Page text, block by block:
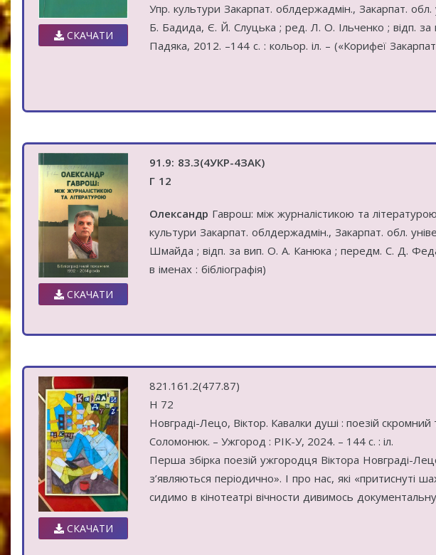
СКАЧАТИ
Упр. культури Закарпат. облдержадмін., Закарпат.
Б. Бадида, Є. Й. Слуцька ; ред. Л. О. Ільченко ; відп.
Падяка, 2012. –144 c. : кольор. іл. – («Корифеї
СКАЧАТИ
91.9: 83.3(4УКР-4ЗАК)
Г 12
Олександр Гаврош: між журналістикою та
культури Закарпат. облдержадмін., Закарпат. обл.
Шмайда ; відп. за вип. О. А. Канюка ; передм. С. Д.
в іменах : бібліографія)
СКАЧАТИ
821.161.2(477.87)
Н 72
Новграді-Лецо, Віктор. Кавалки душі : поезій
Соломонюк. – Ужгород : РІК-У, 2024. – 144 c. : іл.
Перша збірка поезій ужгородця Віктора Новграді-
з’являються періодично». І про нас, які «притиснуті
сидимо в кінотеатрі вічности дивимось